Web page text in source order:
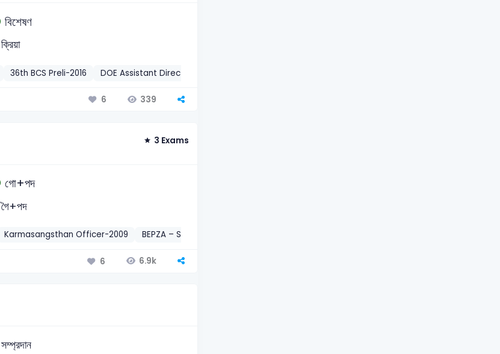
বিশেষণ
ক্রিয়া
36th BCS Preli-2016 DOE Assistant Director/Research Officer-2007
6 339
3 Exams
গো+পদ
গৈ+পদ
Karmasangsthan Officer-2009 BEPZA – Sub-Assistant Engineer (Electrical)-2023
6 6.9k
সম্প্রদান